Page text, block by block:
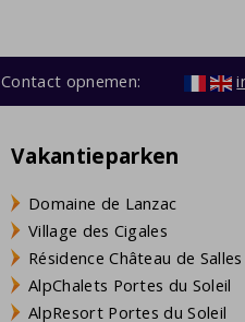
Contact opnemen:
Vakantieparken
Domaine de Lanzac
Village des Cigales
Résidence Château de Salles
AlpChalets Portes du Soleil
AlpResort Portes du Soleil